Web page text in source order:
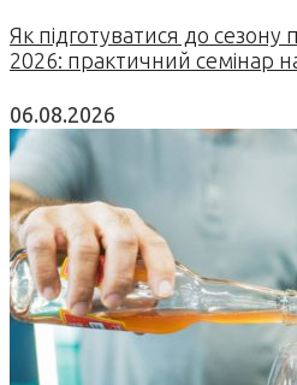
Як підготуватися до
2026: практичний семінар
06.08.2026